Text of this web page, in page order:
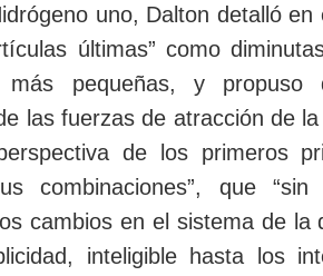
uno, Dalton detalló
últimas” como
más pequeñas, y
las fuerzas de atracción de
de los primeros
combinaciones”, que
cambios en el sistema de
inteligible hasta
los